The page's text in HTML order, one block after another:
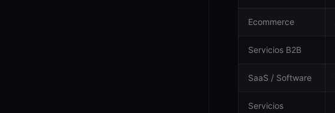
Ecommerce
Servicios B2B
SaaS / Software
Servicios